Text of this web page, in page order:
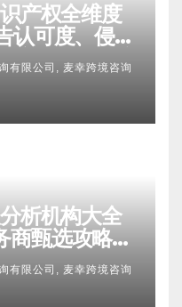
产权全维度
认可度、侵权
方法及服务商
有限公司, 麦幸跨境咨询
析机构大全
商甄选攻略、
实力详解
有限公司, 麦幸跨境咨询